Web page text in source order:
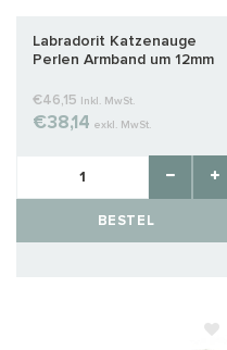
Labradorit Katzenauge
Perlen Armband um 12mm
€46,15 Inkl. MwSt.
€38,14 exkl. MwSt.
BESTEL